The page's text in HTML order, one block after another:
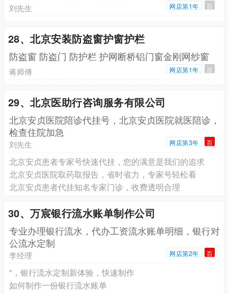
刘先生 网店第1年 百
28、北京安装防盗窗护窗护栏
防盗窗 防盗门 防护栏 护网断桥铝门窗金刚网纱窗
蒋师傅 网店第1年 百
29、北京医助行咨询服务有限公司
北京安贞医院陪诊代挂号，北京安贞医院就医陪诊，
检查住院加急
刘先生 网店第3年 百
北京安贞患者专家号快速代挂，您的满意是我们的追求
北京安贞医院取药取报告，省时省力，专家号轻松看
北京安贞患者代挂知名专家门诊，收费透明合理
30、万宸银行流水账单制作公司
专业办理银行流水，代办工资流水账单明细，银行对
公流水定制
李经理 网店第2年 百
"，银行流水定制新体验，快速制作
如何制作一份银行流水账单